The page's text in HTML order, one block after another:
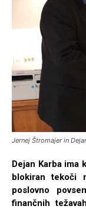
Jernej Štromajer in
Dejan Karba ima
blokiran tekoči
poslovno
finančnih